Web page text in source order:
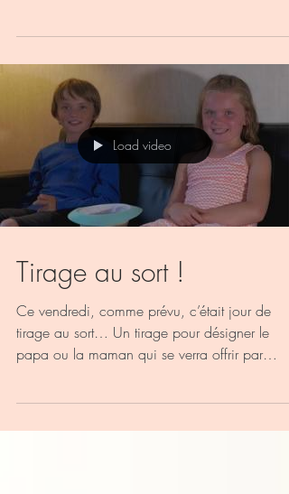
famille (anniversaire, baptême, portrait de...
Load video
Tirage au sort !
Ce vendredi, comme prévu, c’était jour de
papa ou la maman qui se verra offrir par